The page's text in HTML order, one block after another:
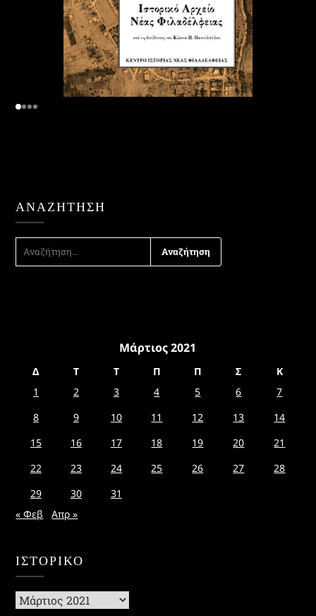
ΑΝΑΖΉΤΗΣΗ
ΑΝΑΖΉΤΗΣΗ
ΓΙΑ:
Μάρτιος 2021
Δ Τ Τ Π Π Σ
Κ
1
2 3 4 5 6
7
8
9 10 11 12 13
14
15
16 17 18 19 20
21
22
23 24 25 26 27
28
29
30
31
« Φεβ
Απρ »
ΙΣΤΟΡΙΚΌ
Ιστορικό